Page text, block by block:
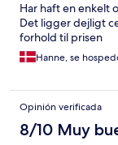
Har haft en enkelt
Det ligger dejligt
forhold til prisen
Hanne, se
Opinión verificada
8/10 Muy